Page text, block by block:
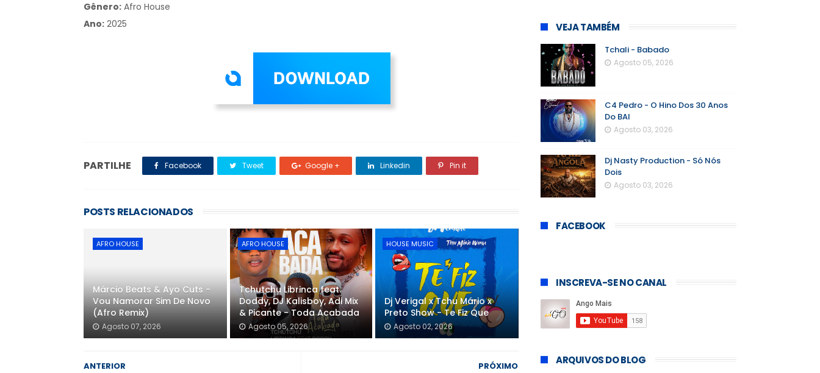
Gênero: Afro House
Ano: 2025
PARTILHE Facebook Tweet Google + Linkedin Pin it
POSTS RELACIONADOS
AFRO HOUSE
Márcio Beats & Ayo Cuts -
Vou Namorar Sim De Novo
(Afro Remix)
Agosto 07, 2026
AFRO HOUSE
Tchutchu Librinca feat.
Doddy, DJ Kalisboy, Adi Mix
& Picante - Toda Acabada
Agosto 05, 2026
HOUSE MUSIC
Dj Verigal x Tchu Mário x
Preto Show - Te Fiz Que
Agosto 02, 2026
PRÓXIMO
ANTERIOR
VEJA TAMBÉM
Tchali - Babado
Agosto 05, 2026
C4 Pedro - O Hino Dos 30 Anos
Do BAI
Agosto 03, 2026
Dj Nasty Production - Só Nós
Dois
Agosto 03, 2026
FACEBOOK
INSCREVA-SE NO CANAL
ARQUIVOS DO BLOG